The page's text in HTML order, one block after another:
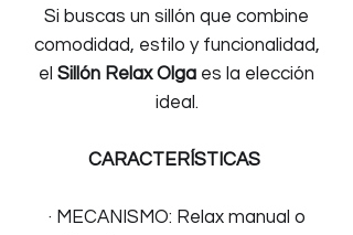
Si buscas un sillón que combine
comodidad, estilo y funcionalidad,
el Sillón Relax Olga es la elección
ideal.
CARACTERÍSTICAS
· MECANISMO: Relax manual o